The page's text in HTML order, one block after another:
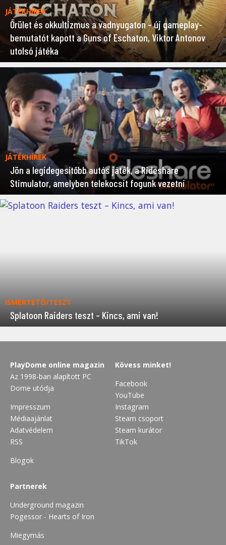
JÁTÉKHÍREK
Őrület és okkultizmus a vadnyugaton – új gameplay-
bemutatót kapott a Guns of Eschaton, Viktor Antonov
utolsó játéka
JÁTÉKHÍREK
Jön a legidegesítőbb autós játék, a Rideshare
Stimulator, amelyben telekocsit fogunk vezetni
ISMERTETŐ/TESZT
Splatoon Raiders teszt – Kincs, ami van!
PlayDome online magazin
Az 1998-ban alapított PC
Dome utódja
Impresszum
Médiaajánlat
Adatvédelem
RSS
Blogok
Kövess minket!
Facebook
YouTube
Instagram
Steam csoport
Steam kurátor
TikTok
Partnerek
Underground magazin
Pogessor - Hearts of Iron
Miegymás